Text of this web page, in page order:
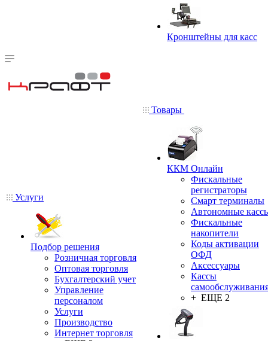
Кронштейны для касс
Услуги
Подбор решения
Розничная торговля
Оптовая торговля
Бухгалтерский учет
Управление
персоналом
Услуги
Производство
Интернет торговля
Товары
ККМ Онлайн
Фискальные
регистраторы
Смарт терминалы
Автономные
Фискальные
накопители
Коды активации
ОФД
Аксессуары
Кассы
+ ЕЩЕ 2